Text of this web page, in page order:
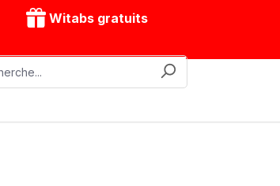
Witabs gratuits
Accessoires Modèles d'entraînement